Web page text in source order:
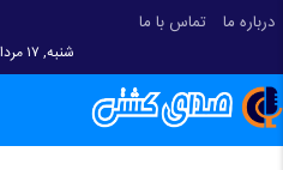
درباره ما تماس با ما
شنبه, ۱۷ مرداد , ۱۴۰۵